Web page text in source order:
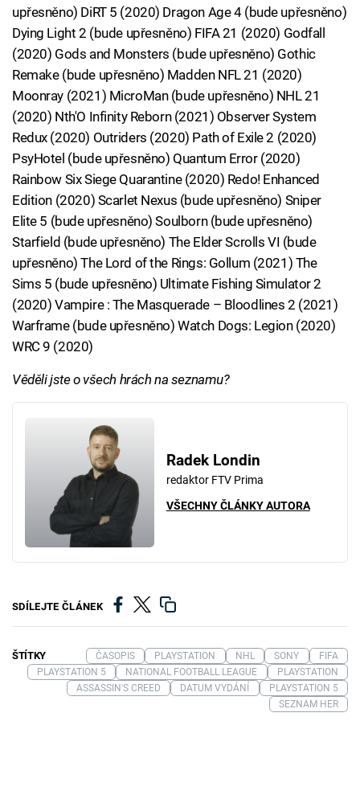
upřesněno) DiRT 5 (2020) Dragon Age 4 (bude upřesněno)
Dying Light 2 (bude upřesněno) FIFA 21 (2020) Godfall
(2020) Gods and Monsters (bude upřesněno) Gothic
Remake (bude upřesněno) Madden NFL 21 (2020)
Moonray (2021) MicroMan (bude upřesněno) NHL 21
(2020) Nth'O Infinity Reborn (2021) Observer System
Redux (2020) Outriders (2020) Path of Exile 2 (2020)
PsyHotel (bude upřesněno) Quantum Error (2020)
Rainbow Six Siege Quarantine (2020) Redo! Enhanced
Edition (2020) Scarlet Nexus (bude upřesněno) Sniper
Elite 5 (bude upřesněno) Soulborn (bude upřesněno)
Starfield (bude upřesněno) The Elder Scrolls VI (bude
upřesněno) The Lord of the Rings: Gollum (2021) The
Sims 5 (bude upřesněno) Ultimate Fishing Simulator 2
(2020) Vampire : The Masquerade – Bloodlines 2 (2021)
Warframe (bude upřesněno) Watch Dogs: Legion (2020)
WRC 9 (2020)
Věděli jste o všech hrách na seznamu?
Radek Londin
redaktor FTV Prima
VŠECHNY ČLÁNKY AUTORA
SDÍLEJTE ČLÁNEK
ŠTÍTKY ČASOPIS PLAYSTATION NHL SONY
FIFA
PLAYSTATION 5
NATIONAL FOOTBALL LEAGUE
PLAYSTATION
ASSASSIN'S CREED
DATUM VYDÁNÍ
PLAYSTATION 5
SEZNAM HER